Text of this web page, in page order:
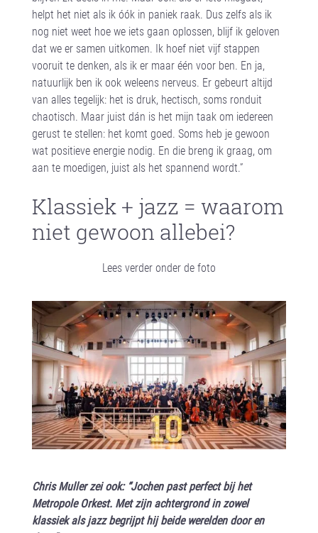
helpt het niet als ik óók in paniek raak. Dus zelfs als ik
nog niet weet hoe we iets gaan oplossen, blijf ik geloven
dat we er samen uitkomen. Ik hoef niet vijf stappen
vooruit te denken, als ik er maar één voor ben. En ja,
natuurlijk ben ik ook weleens nerveus. Er gebeurt altijd
van alles tegelijk: het is druk, hectisch, soms ronduit
chaotisch. Maar juist dán is het mijn taak om iedereen
gerust te stellen: het komt goed. Soms heb je gewoon
wat positieve energie nodig. En die breng ik graag, om
aan te moedigen, juist als het spannend wordt.”
Klassiek + jazz = waarom
niet gewoon allebei?
Lees verder onder de foto
Chris Muller zei ook: “Jochen past perfect bij het
Metropole Orkest. Met zijn achtergrond in zowel
klassiek als jazz begrijpt hij beide werelden door en